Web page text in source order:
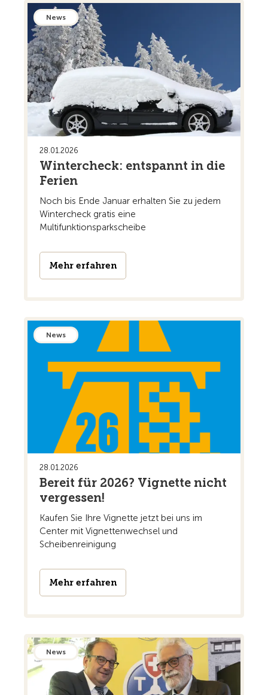
News
28.01.2026
Wintercheck: entspannt in die
Ferien
Noch bis Ende Januar erhalten Sie zu jedem
Wintercheck gratis eine
Multifunktionsparkscheibe
Mehr erfahren
News
28.01.2026
Bereit für 2026? Vignette nicht
vergessen!
Kaufen Sie Ihre Vignette jetzt bei uns im
Center mit Vignettenwechsel und
Scheibenreinigung
Mehr erfahren
News